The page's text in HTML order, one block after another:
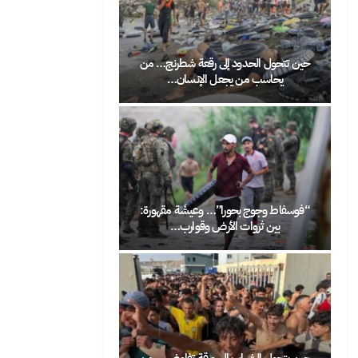
رقعة شطرنج… من
الإنسان…
وعيشَة مقهورة:
وقوارب…
الرباط تحتفي بعيد العرش على إيقاع الفن
الشعبي: شعيب أنور…
لو فُتحت الحدود بين المغرب وأوروبا… هل
سيختار المغاربة…